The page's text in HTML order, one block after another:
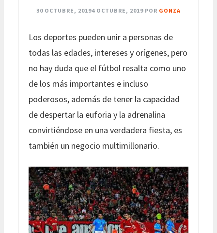
30 OCTUBRE, 20194 OCTUBRE, 2019 POR GONZA
Los deportes pueden unir a personas de
todas las edades, intereses y orígenes, pero
no hay duda que el fútbol resalta como uno
de los más importantes e incluso
poderosos, además de tener la capacidad
de despertar la euforia y la adrenalina
convirtiéndose en una verdadera fiesta, es
también un negocio multimillonario.